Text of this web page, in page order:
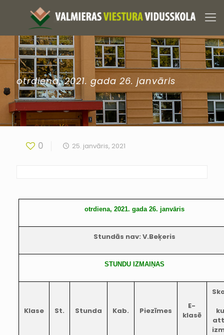
otrdiena, 2021. gada 26. janvāris
0 25. janvāris, 2021
otrdiena, 2021. gada 26. janvāris
Stundās nav: V.Beķeris
STUNDU IZMAIŅAS
Klase St. Stunda Kab. Piezīmes
E-
klasē